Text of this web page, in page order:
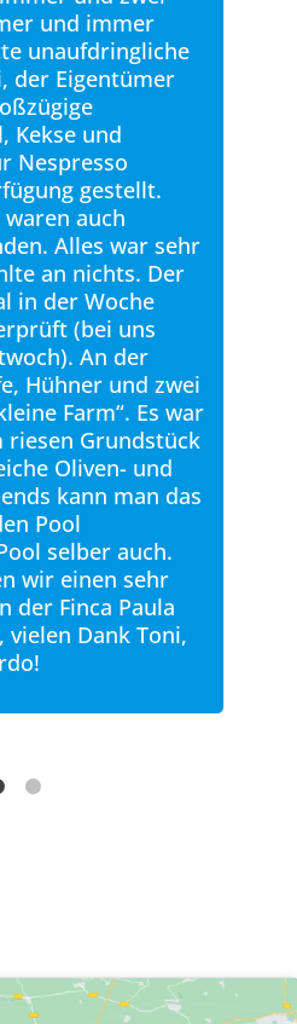
und immer
unaufdringliche
der Eigentümer
Kekse und
Nespresso
gestellt.
auch
Alles war sehr
an nichts. Der
in der Woche
(bei uns
An der
Hühner und zwei
Farm“. Es war
riesen Grundstück
Oliven- und
kann man das
Pool
selber auch.
wir einen sehr
der Finca Paula
Dank Toni,